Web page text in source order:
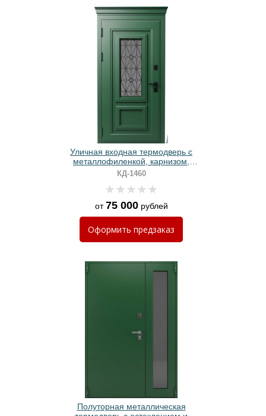
Уличная входная термодверь с
металлофиленкой, карнизом,
стеклом и решеткой, зеленой
полимерной покраской
КД-1460
от75 000рублей
Оформить предзаказ
Полуторная металлическая